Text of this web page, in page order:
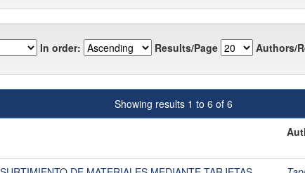
In order: Results/Page Authors/
Showing results 1 to 6 of 6